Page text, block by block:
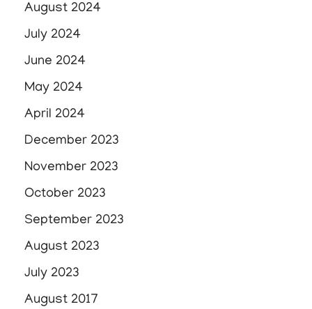
August 2024
July 2024
June 2024
May 2024
April 2024
December 2023
November 2023
October 2023
September 2023
August 2023
July 2023
August 2017